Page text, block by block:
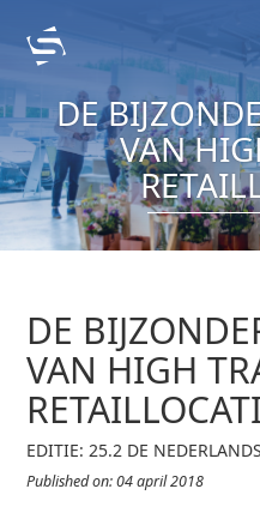
DE
VAN
DE
VAN HIGH
EDITIE: 25.2 DE
Published on: 04 april 2018